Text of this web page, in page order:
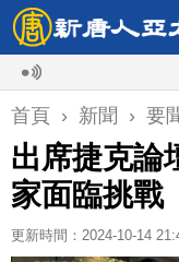
首頁 › 新聞 › 要
出席捷克論
家面臨挑戰
更新時間：2024-10-14